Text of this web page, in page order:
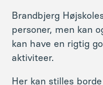
Brandbjerg
personer, men kan
kan have en rigtig
aktiviteer.
Her kan stilles